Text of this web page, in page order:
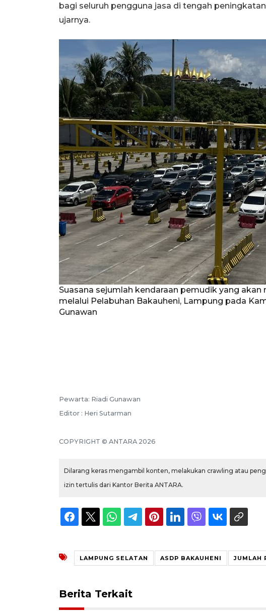
bagi seluruh pengguna jasa di tengah
ujarnya.
Suasana sejumlah kendaraan pemudik yang
melalui Pelabuhan Bakauheni, Lampung pada
Gunawan
Pewarta: Riadi Gunawan
Editor : Heri Sutarman
COPYRIGHT © ANTARA 2026
Dilarang keras mengambil konten, melakukan crawling atau
izin tertulis dari Kantor Berita ANTARA.
LAMPUNG SELATAN ASDP BAKAUHENI JUMLAH
Berita Terkait